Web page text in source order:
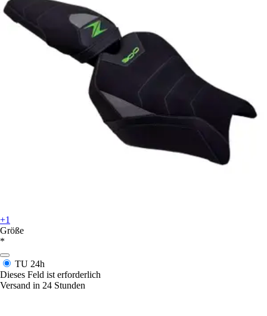
+1
Größe
*
TU 24h
Dieses Feld ist erforderlich
Versand in 24 Stunden